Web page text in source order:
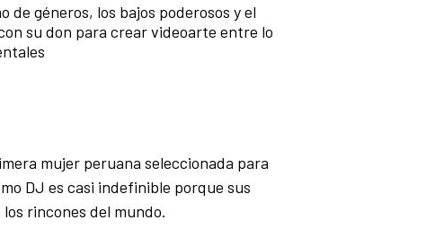
géneros, los bajos poderosos y el
su don para crear videoarte entre lo
mujer peruana seleccionada para
DJ es casi indefinible porque sus
rincones del mundo.